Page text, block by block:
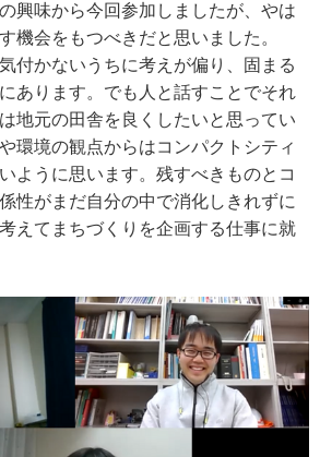
興味から今回参加しましたが、やは
機会をもつべきだと思いました。
付かないうちに考えが偏り、固まる
あります。でも人と話すことでそれ
地元の田舎を良くしたいと思ってい
環境の観点からはコンパクトシティ
ように思います。残すべきものとコ
性がまだ自分の中で消化しきれずに
えてまちづくりを企画する仕事に就